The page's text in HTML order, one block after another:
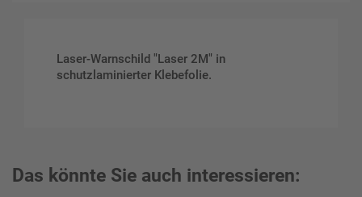
Laser-Warnschild "Laser 2M" in
schutzlaminierter Klebefolie.
Das könnte Sie auch interessieren: